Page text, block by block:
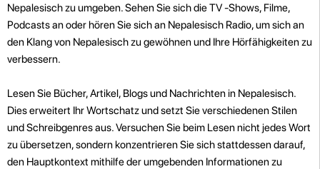
Nepalesisch zu umgeben. Sehen Sie sich die TV -Shows, Filme,
Podcasts an oder hören Sie sich an Nepalesisch Radio, um sich an
den Klang von Nepalesisch zu gewöhnen und Ihre Hörfähigkeiten zu
verbessern.
Lesen Sie Bücher, Artikel, Blogs und Nachrichten in Nepalesisch.
Dies erweitert Ihr Wortschatz und setzt Sie verschiedenen Stilen
und Schreibgenres aus. Versuchen Sie beim Lesen nicht jedes Wort
zu übersetzen, sondern konzentrieren Sie sich stattdessen darauf,
den Hauptkontext mithilfe der umgebenden Informationen zu